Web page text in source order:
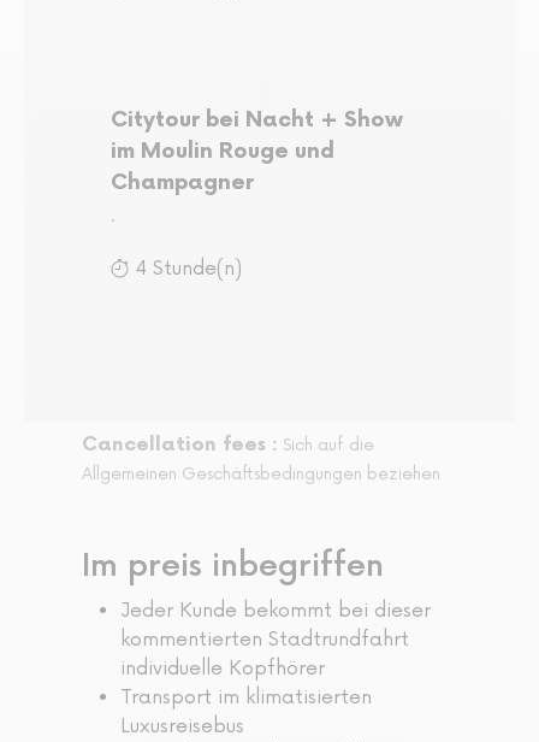
Citytour bei Nacht + Show
im Moulin Rouge und
Champagner
.
4 Stunde(n)
Cancellation fees : Sich auf die
Allgemeinen Geschäftsbedingungen beziehen
Im preis inbegriffen
Jeder Kunde bekommt bei dieser
kommentierten Stadtrundfahrt
individuelle Kopfhörer
Transport im klimatisierten
Luxusreisebus